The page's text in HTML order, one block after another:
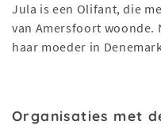
Jula is een Olifant, die
van Amersfoort woonde.
haar moeder in
Organisaties met